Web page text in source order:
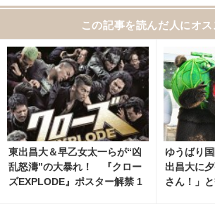
この記事を読んだ人にオス
東出昌大＆早乙女太一らが“凶
乱怒濤”の大暴れ！ 『クロー
ズEXPLODE』ポスター解禁 1
ゆうばり
出昌大に
さん！」